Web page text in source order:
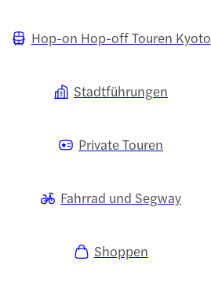
Hop-on Hop-off Touren Kyoto
Stadtführungen
Private Touren
Fahrrad und Segway
Shoppen